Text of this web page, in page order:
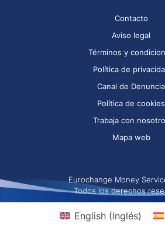
Contacto
Aviso legal
Términos y
Política de
Canal de Denuncia
Política de cookies
Trabaja con
Mapa web
Eurochange Money
Todos los derechos
English(Inglés)